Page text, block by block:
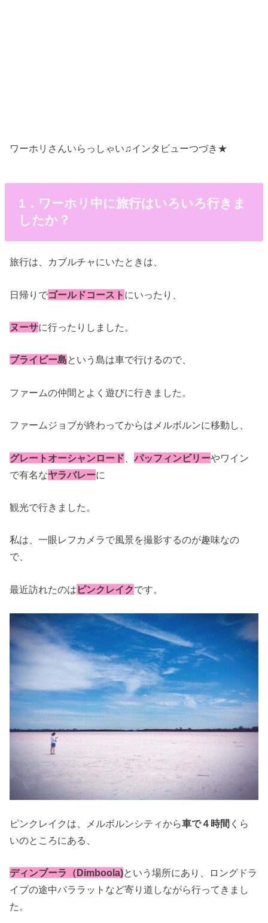
ワーホリさんいらっしゃい♫インタビューつづき★
1．ワーホリ中に旅行はいろいろ行きま
したか？
旅行は、カブルチャにいたときは、
日帰りでゴールドコースト にいったり、
ヌーサに行ったりしました。
ブライビー島という島は車で行けるので、
ファームの仲間とよく遊びに行きました。
ファームジョブが終わってからはメルボルンに移動し、
グレートオーシャンロード パッフィンビリーやワイン
で有名なヤラバレーに
観光で行きました。
私は、一眼レフカメラで風景を撮影するのが趣味なの
で、
最近訪れたのは ピンクレイクです。
ピンクレイクは、メルボルンシティから車で４時間 くら
いのところにある、
ディンブーラ（Dimboola)という場所にあり、ロングドラ
イブの途中バララットなど寄り道しながら行ってきまし
た。